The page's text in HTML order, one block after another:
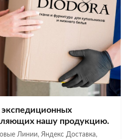
нашу продукцию.
Линии, Яндекс Доставка,